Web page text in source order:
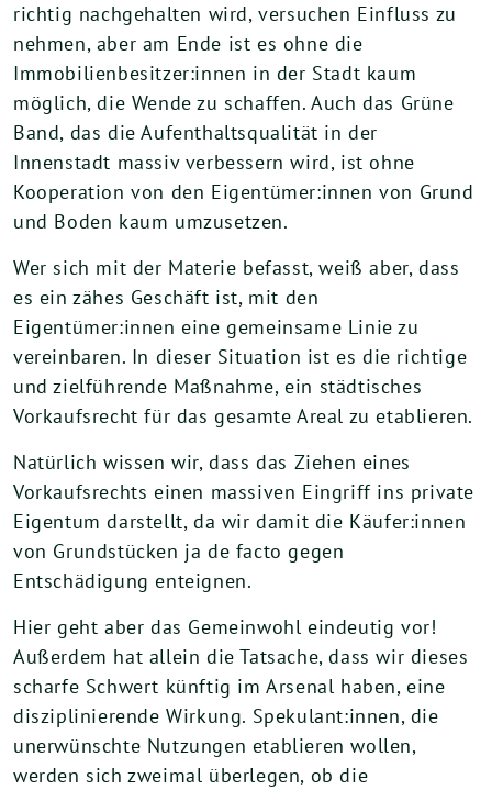
richtig nachgehalten wird, versuchen Einfluss zu
nehmen, aber am Ende ist es ohne die
Immobilienbesitzer:innen in der Stadt kaum
möglich, die Wende zu schaffen. Auch das Grüne
Band, das die Aufenthaltsqualität in der
Innenstadt massiv verbessern wird, ist ohne
Kooperation von den Eigentümer:innen von Grund
und Boden kaum umzusetzen.
Wer sich mit der Materie befasst, weiß aber, dass
es ein zähes Geschäft ist, mit den
Eigentümer:innen eine gemeinsame Linie zu
vereinbaren. In dieser Situation ist es die richtige
und zielführende Maßnahme, ein städtisches
Vorkaufsrecht für das gesamte Areal zu etablieren.
Natürlich wissen wir, dass das Ziehen eines
Vorkaufsrechts einen massiven Eingriff ins private
Eigentum darstellt, da wir damit die Käufer:innen
von Grundstücken ja de facto gegen
Entschädigung enteignen.
Hier geht aber das Gemeinwohl eindeutig vor!
Außerdem hat allein die Tatsache, dass wir dieses
scharfe Schwert künftig im Arsenal haben, eine
disziplinierende Wirkung. Spekulant:innen, die
unerwünschte Nutzungen etablieren wollen,
werden sich zweimal überlegen, ob die